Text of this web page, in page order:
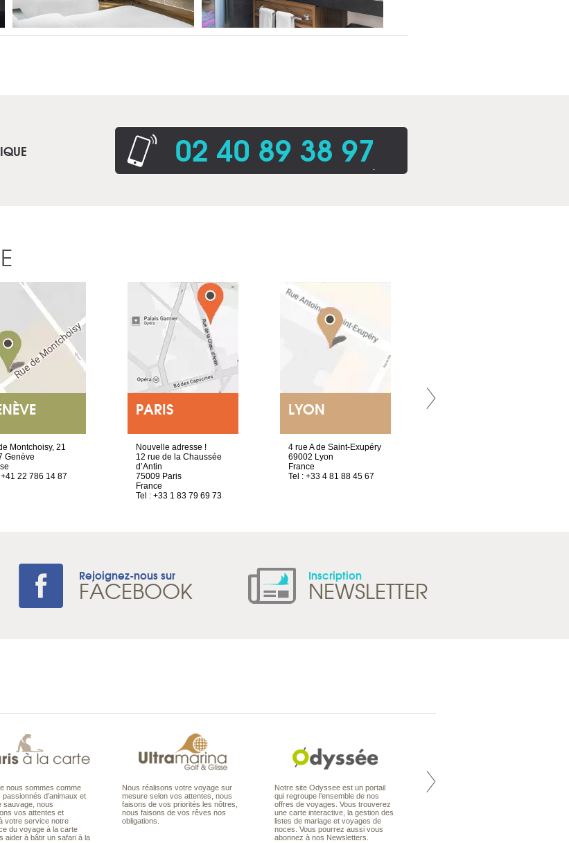
02 40 89 38 97.
Montchoisy, 21
Genève
+41 22 786 14 87
PARIS
Nouvelle adresse !
12 rue de la Chaussée
d’Antin
75009 Paris
France
Tel : +33 1 83 79 69 73
LYON
4 rue A de Saint-Exupéry
69002 Lyon
France
Tel : +33 4 81 88 45 67
Rejoignez-nous sur
FACEBOOK Inscription
NEWSLETTER
nous sommes comme
d’animaux et
sauvage, nous
vos attentes et
votre service notre
du voyage à la carte
aider à bâtir un safari à la
Nous réalisons votre voyage sur
mesure selon vos attentes, nous
faisons de vos priorités les nôtres,
nous faisons de vos rêves nos
obligations.
Notre site Odyssee est un portail
qui regroupe l’ensemble de nos
offres de voyages. Vous trouverez
une carte interactive, la gestion des
listes de mariage et voyages de
noces. Vous pourrez aussi vous
abonnez à nos Newsletters.
Nouvelle-Zélande à la carte
organise votre séjour en Nouvelle-